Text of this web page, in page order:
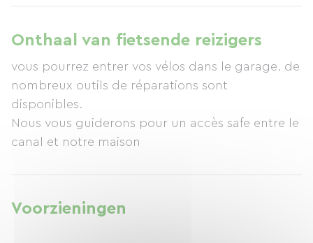
Onthaal van fietsende reizigers
vous pourrez entrer vos vélos dans le garage. de
nombreux outils de réparations sont
disponibles.
Nous vous guiderons pour un accès safe entre le
canal et notre maison
Voorzieningen